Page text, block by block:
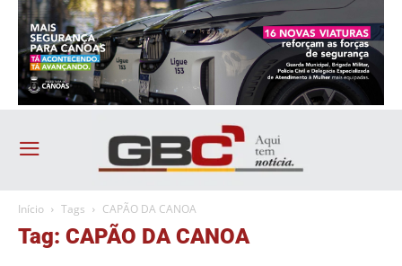
Início Tags CAPÃO DA CANOA
Tag: CAPÃO DA CANOA